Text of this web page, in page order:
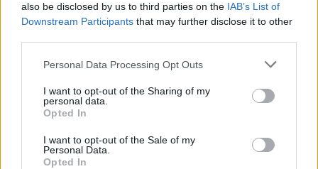
also be disclosed by us to third parties on the IAB’s List of
Downstream Participants that may further disclose it to other
Personal Data Processing Opt Outs
I want to opt-out of the Sharing of my
personal data.
Opted In
I want to opt-out of the Sale of my
Personal Data.
Opted In